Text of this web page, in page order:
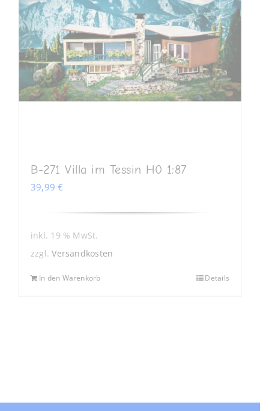
B-271 Villa im Tessin H0 1:87
39,99€
inkl. 19 % MwSt.
zzgl.Versandkosten
In den Warenkorb Details